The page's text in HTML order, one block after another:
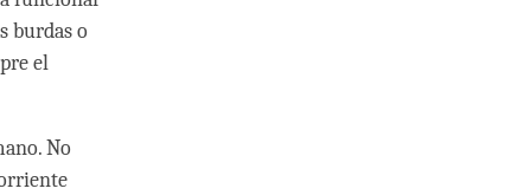
burdas o
el
No